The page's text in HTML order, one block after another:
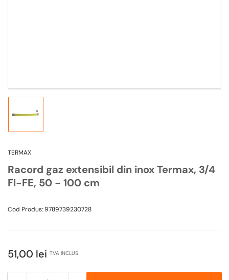
Incarca
vizualizarea
TERMAX
Racord gaz extensibil din inox Termax, 3/4
FI-FE, 50 - 100 cm
Cod Produs:9789739230728
Pret
51,00 lei TVA INCLUS